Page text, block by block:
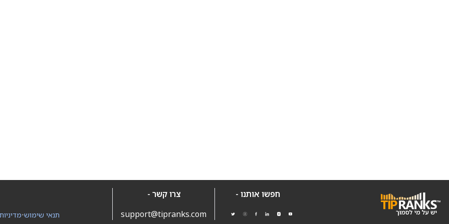
חפשו אותנו -
צרו קשר -
support@tipranks.com
•תנאי שימוש